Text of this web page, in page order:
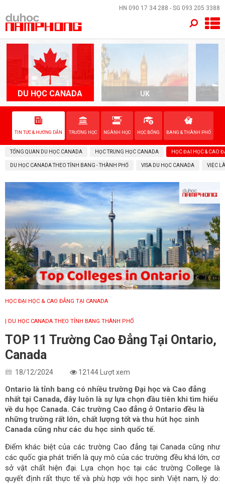
HN 090 17 34 288 - SG 093 205 3388
DU HỌC CANADA UK
TIN TỨC & HƯỚNG DẪN TRƯỜNG HỌC NGÀNH HỌC HỌC BỔNG BANG & THÀNH PHỐ
TỔNG QUAN DU HỌC CANADA HỌC TRUNG HỌC CANADA HỌC ĐẠI HỌC & CAO
DU HỌC CANADA THEO TỈNH BANG - THÀNH PHỐ VISA DU HỌC CANADA VIỆC
HỌC ĐẠI HỌC & CAO ĐẲNG TẠI CANADA
| DU HỌC CANADA THEO TỈNH BANG THÀNH PHỐ
TOP 11 Trường Cao Đẳng Tại Ontario,
Canada
18/12/2024 12144 Lượt xem
Ontario là tỉnh bang có nhiều trường Đại học và Cao đẳng
nhất tại Canada, đây luôn là sự lựa chọn đầu tiên khi tìm hiểu
về du học Canada. Các trường Cao đẳng ở Ontario đều là
những trường rất lớn, chất lượng tốt và thu hút học sinh
Canada cũng như các du học sinh quốc tế.
Điểm khác biệt của các trường Cao đẳng tại Canada cũng như
các quốc gia phát triển là quy mô của các trường đều khá lớn, cơ
sở vật chất hiện đại. Lựa chọn học tại các trường College là
quyết định rất thực tế và phù hợp với học sinh Việt nam, lý do:
×
TRANG CHỦ
QUỐC GIA
EVENTS
DỊCH VỤ
VỀ NAM PHONG
LIÊN HỆ